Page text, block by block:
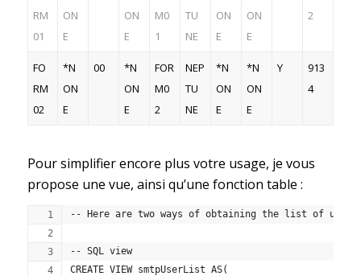
RM
01
ON
E
ON
E
M0
1
TU
NE
ON
E
ON
E
2
FO
RM
02
*N
ON
E
00
*N
ON
E
FOR
M0
2
NEP
TU
NE
*N
ON
E
*N
ON
E
Y
913
4
Pour simplifier encore plus votre usage, je vous
propose une vue, ainsi qu’une fonction table :
-- Here are two ways of obtaining the list of users
-- SQL view
CREATE VIEW smtpUserList AS(